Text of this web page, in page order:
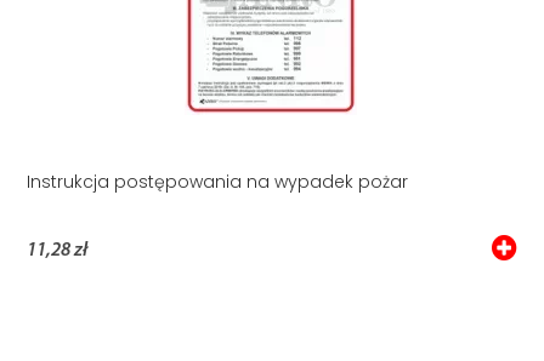
Instrukcja postępowania na wypadek pożar
11,28 zł